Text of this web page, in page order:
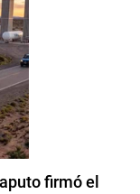
firmó el